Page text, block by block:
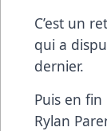
C’est un
qui a
dernier.
Puis en
Rylan